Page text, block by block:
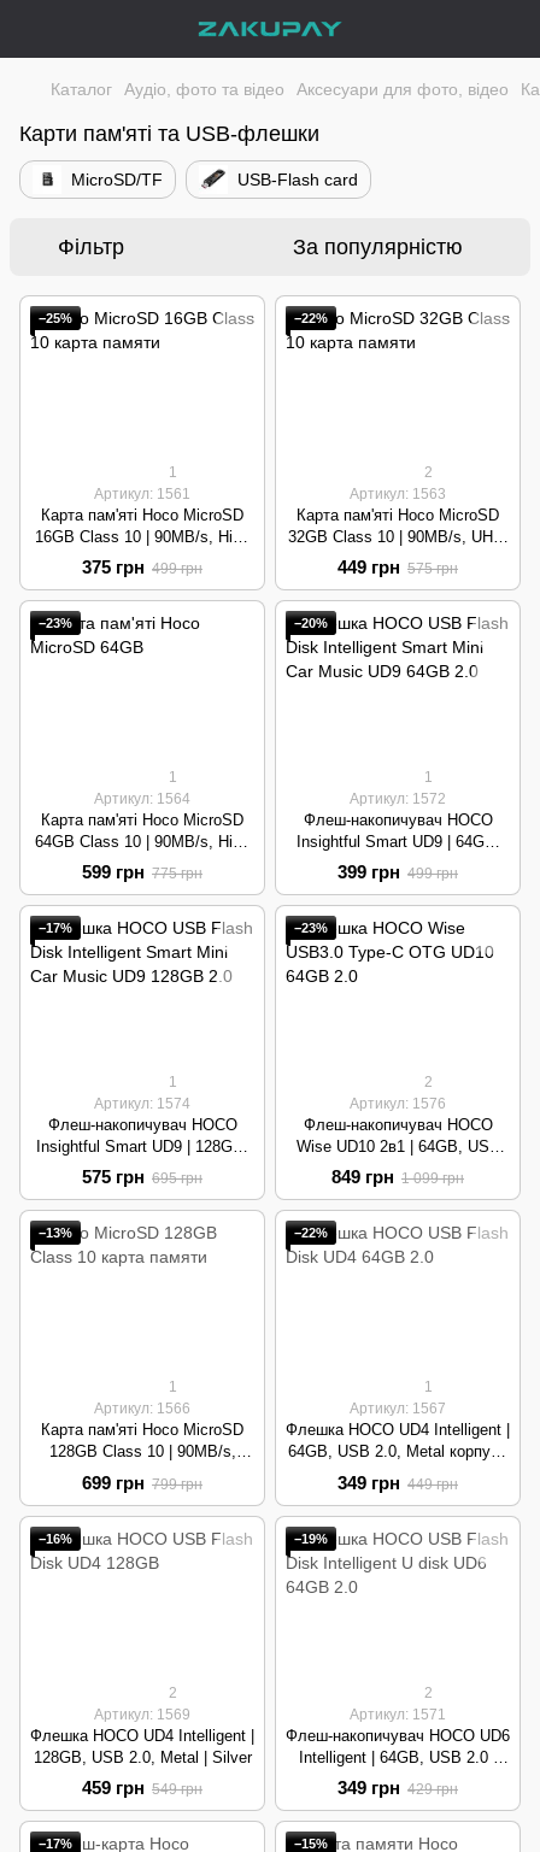
Каталог Аудіо, фото та відео Аксесуари для фото, відео
Карти пам'яті та USB-флешки
MicroSD/TF USB-Flash card
Фільтр За популярністю
−25%
1
Артикул: 1561
Карта пам'яті Hoco MicroSD
16GB Class 10 | 90MB/s, High
Speed, UHS-I | Red
375 грн 499 грн
−22%
2
Артикул: 1563
Карта пам'яті Hoco MicroSD
32GB Class 10 | 90MB/s, UHS-
I, High Speed | Yellow
449 грн 575 грн
−23%
1
Артикул: 1564
Карта пам'яті Hoco MicroSD
64GB Class 10 | 90MB/s, High
Speed, UHS-I | Blue
599 грн 775 грн
−20%
1
Артикул: 1572
Флеш-накопичувач HOCO
Insightful Smart UD9 | 64GB,
USB 2.0, Металевий корпус |
Silver
399 грн 499 грн
−17%
1
Артикул: 1574
Флеш-накопичувач HOCO
Insightful Smart UD9 | 128GB,
USB 2.0, Металевий корпус |
Silver
575 грн 695 грн
−23%
2
Артикул: 1576
Флеш-накопичувач HOCO
Wise UD10 2в1 | 64GB, USB
3.0, Type-C OTG, Metal | Silver
849 грн 1 099 грн
−13%
1
Артикул: 1566
Карта пам'яті Hoco MicroSD
128GB Class 10 | 90MB/s,
UHS-I, High Speed | Orange
699 грн 799 грн
−22%
1
Артикул: 1567
Флешка HOCO UD4 Intelligent |
64GB, USB 2.0, Metal корпус |
349 грн 449 грн
−16%
2
Артикул: 1569
Флешка HOCO UD4 Intelligent |
128GB, USB 2.0, Metal | Silver
459 грн 549 грн
−19%
2
Артикул: 1571
Флеш-накопичувач HOCO UD6
Intelligent | 64GB, USB 2.0 |
349 грн 429 грн
−17% −15%